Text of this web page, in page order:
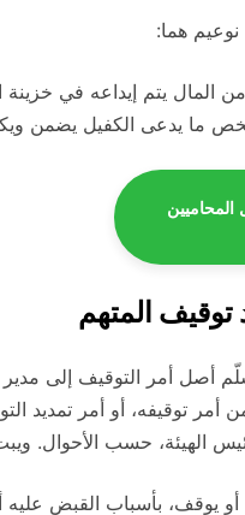
هما:
من المال يتم إيداعه في
ما يدعى الكفيل يضمن
توقيف المتهم
أصل أمر التوقيف إلى مدير
أمر توقيفه، أو أمر تمديد
الهيئة، حسب الأحوال.
يوقف، بأسباب القبض عليه